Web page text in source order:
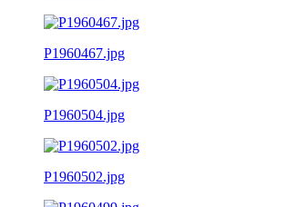
P1960467.jpg
P1960504.jpg
P1960502.jpg